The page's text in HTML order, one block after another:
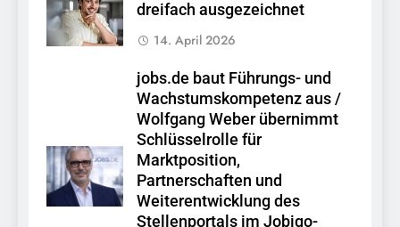
dreifach ausgezeichnet
14. April 2026
jobs.de baut Führungs- und
Wachstumskompetenz aus /
Wolfgang Weber übernimmt
Schlüsselrolle für
Marktposition,
Partnerschaften und
Weiterentwicklung des
Stellenportals im Jobiqo-